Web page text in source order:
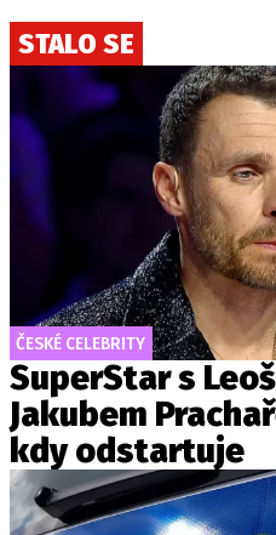
STALO SE
ČESKÉ CELEBRITY
SuperStar s
Jakubem
kdy odstartuje